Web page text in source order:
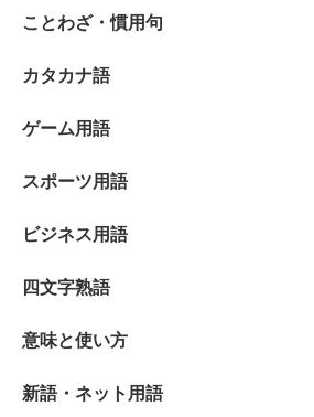
ことわざ・慣用句
カタカナ語
ゲーム用語
スポーツ用語
ビジネス用語
四文字熟語
意味と使い方
新語・ネット用語